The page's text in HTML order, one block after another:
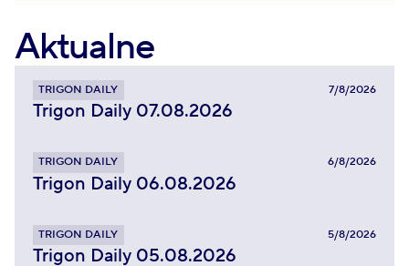
Aktualne
TRIGON DAILY 7/8/2026
Trigon Daily 07.08.2026
TRIGON DAILY 6/8/2026
Trigon Daily 06.08.2026
TRIGON DAILY 5/8/2026
Trigon Daily 05.08.2026